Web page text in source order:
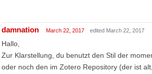
damnation March 22, 2017 edited March 22, 2017
Hallo,
Zur Klarstellung, du benutzt den Stil der
oder noch den im Zotero Repository (der ist